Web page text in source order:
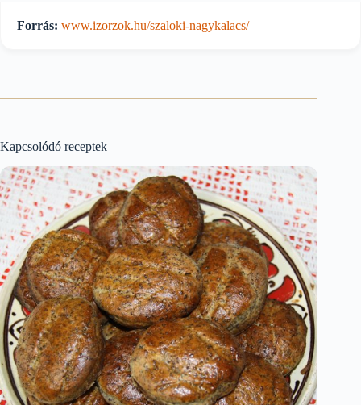
Forrás: www.izorzok.hu/szaloki-nagykalacs/
Kapcsolódó receptek